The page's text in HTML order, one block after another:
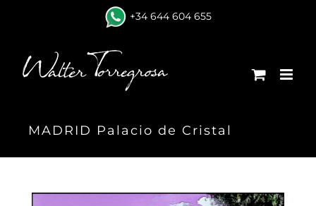
content
+34 644 604 655
MADRID Palacio de Cristal